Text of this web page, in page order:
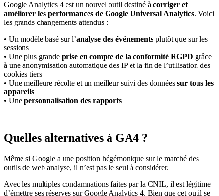
Google Analytics 4 est un nouvel outil destiné à corriger et
améliorer les performances de Google Universal Analytics. Voici
les grands changements attendus :
• Un modèle basé sur l’analyse des événements plutôt que sur les
sessions
• Une plus grande prise en compte de la conformité RGPD grâce
à une anonymisation automatique des IP et la fin de l’utilisation des
cookies tiers
• Une meilleure récolte et un meilleur suivi des données sur tous les
appareils
• Une personnalisation des rapports
Quelles alternatives à GA4 ?
Même si Google a une position hégémonique sur le marché des
outils de web analyse, il n’est pas le seul à considérer.
Avec les multiples condamnations faites par la CNIL, il est légitime
d’émettre ses réserves sur Google Analytics 4. Bien que cet outil se